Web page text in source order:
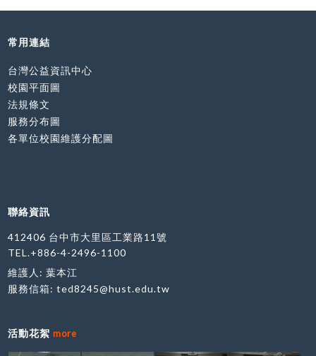
常用連結
台灣公益資訊中心
校園平面圖
法規條文
服務分布圖
各單位校園維護分配圖
聯絡資訊
412406 台中市大里區工業路11號
TEL.+886-4-2496-1100
維護人: 葉本江
服務信箱:ted8245@hust.edu.tw
活動花絮more